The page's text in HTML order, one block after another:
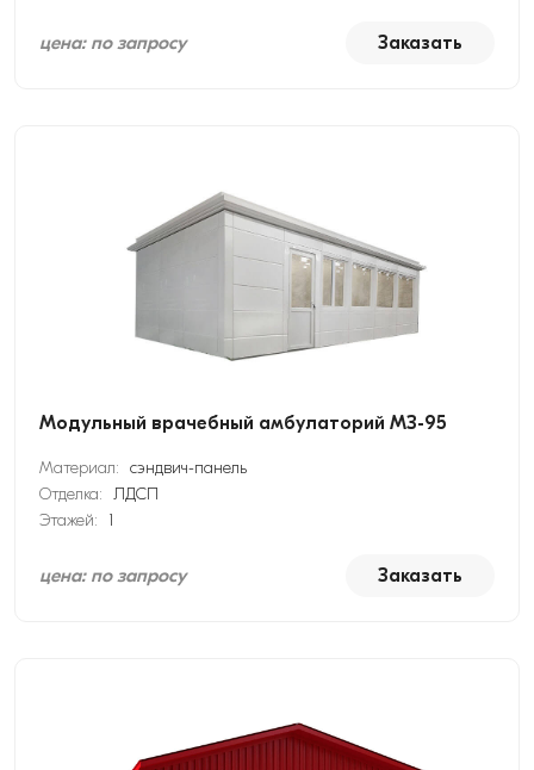
цена: по запросу Заказать
Модульный врачебный амбулаторий МЗ-95
Материал: сэндвич-панель
Отделка: ЛДСП
Этажей:
1
цена: по запросу Заказать